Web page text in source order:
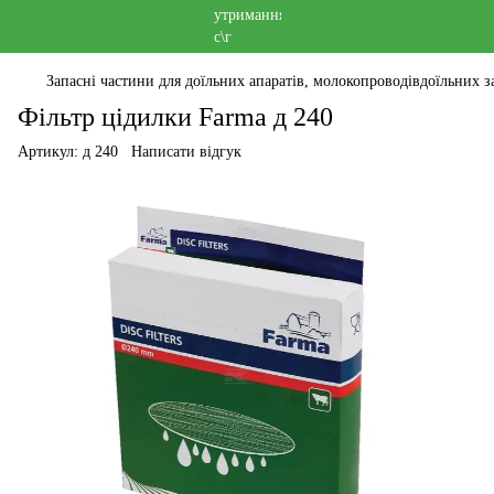
Запасні частини для доїльних апаратів, молокопроводівдоїльних
Фільтр цідилки Farma д 240
Артикул: д 240 Написати відгук